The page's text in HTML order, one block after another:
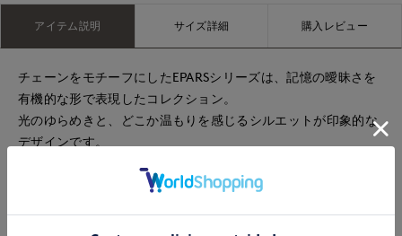
アイテム説明 サイズ詳細 購入レビュー
チェーンをモチーフにしたEPARSシリーズは、記憶の曖昧さを
有機的な形で表現したコレクション。
光のゆらめきと、どこか温もりを感じるシルエットが印象的な
デザインです。
スは、気分やシーンに合わせたスタイリングが可能。